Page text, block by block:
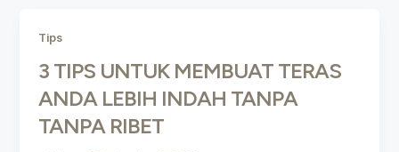
Tips
3 TIPS UNTUK MEMBUAT TERAS
ANDA LEBIH INDAH TANPA
TANPA RIBET